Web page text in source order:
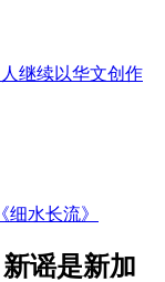
继续以华文创作
水长流》
谣是新加